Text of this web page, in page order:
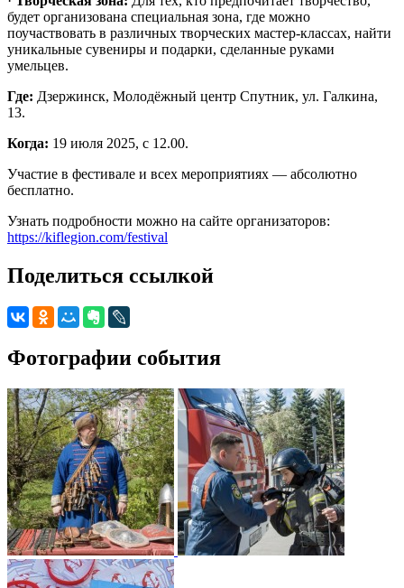
будет организована специальная зона, где можно
поучаствовать в различных творческих мастер-классах, найти
уникальные сувениры и подарки, сделанные руками
умельцев.
Где: Дзержинск, Молодёжный центр Спутник, ул. Галкина,
13.
Когда: 19 июля 2025, с 12.00.
Участие в фестивале и всех мероприятиях — абсолютно
бесплатно.
Узнать подробности можно на сайте организаторов:
https://kiflegion.com/festival
Поделиться ссылкой
Фотографии события